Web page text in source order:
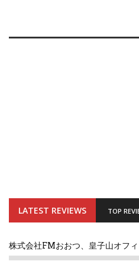
LATEST REVIEWS TOP
株式会社FMおおつ、皇子山オフ